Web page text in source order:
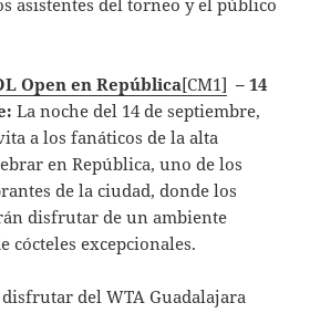
Open en República[CM1] – 14
La noche del 14 de septiembre,
a los fanáticos de la alta
en República, uno de los
de la ciudad, donde los
disfrutar de un ambiente
cócteles excepcionales.
del WTA Guadalajara